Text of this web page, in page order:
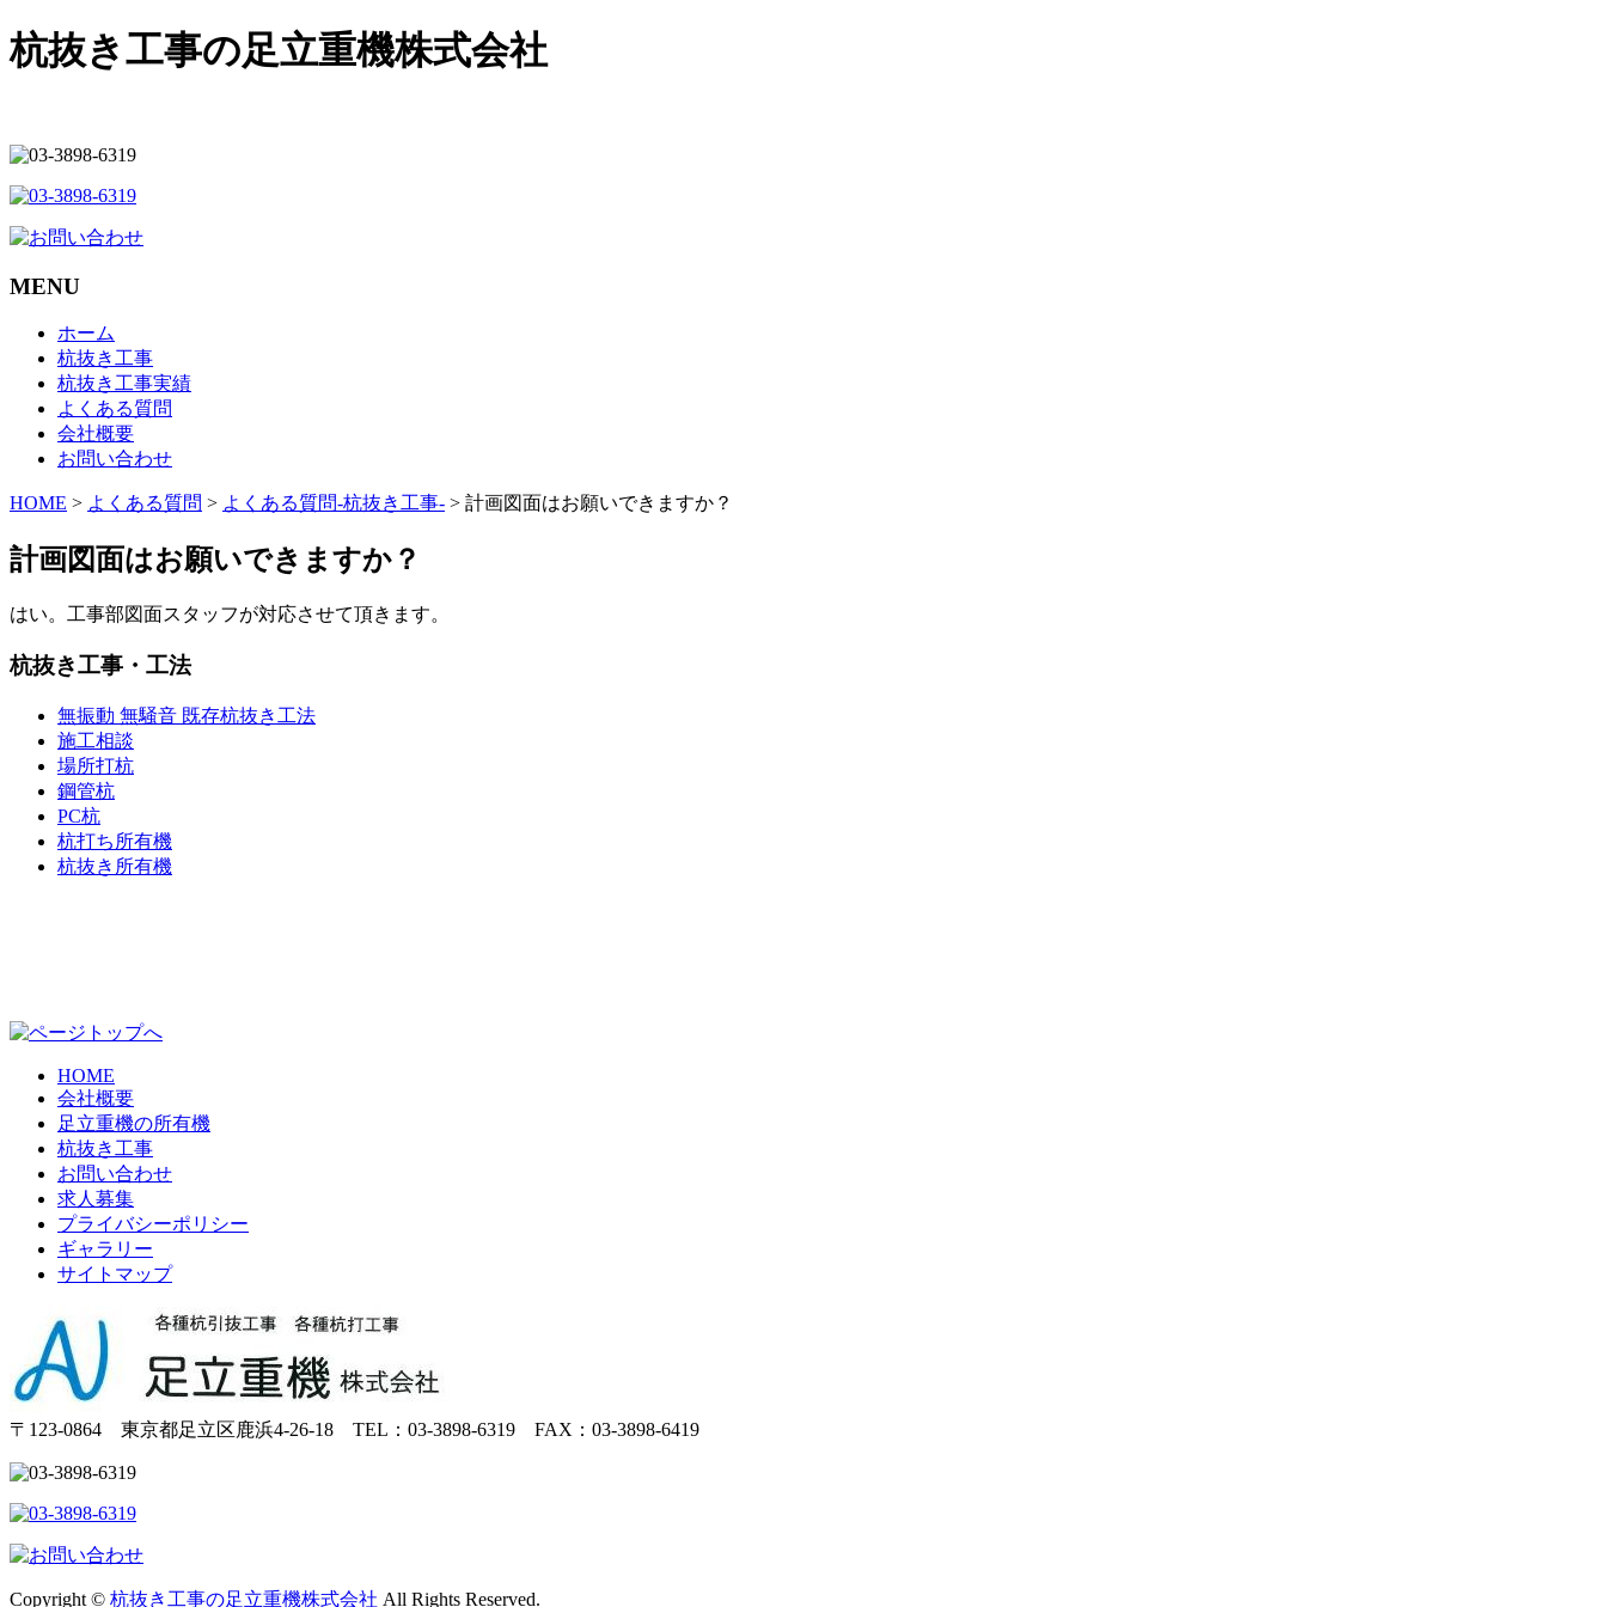
杭抜き工事の足立重機株式会社
MENU
ホーム
杭抜き工事
杭抜き工事実績
よくある質問
会社概要
お問い合わせ
HOME > よくある質問 > よくある質問-杭抜き工事- > 計画図面はお願いできますか？
計画図面はお願いできますか？
はい。工事部図面スタッフが対応させて頂きます。
杭抜き工事・工法
無振動 無騒音 既存杭抜き工法
施工相談
場所打杭
鋼管杭
PC杭
杭打ち所有機
杭抜き所有機
HOME
会社概要
足立重機の所有機
杭抜き工事
お問い合わせ
求人募集
プライバシーポリシー
ギャラリー
サイトマップ
〒123-0864 東京都足立区鹿浜4-26-18 TEL：03-3898-6319 FAX：03-3898-6419
Copyright © 杭抜き工事の足立重機株式会社 All Rights Reserved.